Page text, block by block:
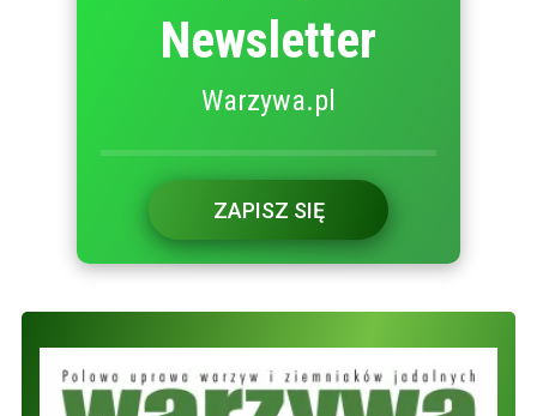
Newsletter
Warzywa.pl
ZAPISZ SIĘ